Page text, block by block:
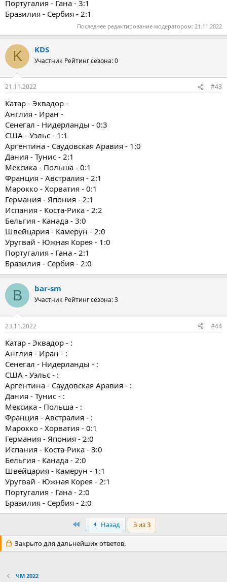
Португалия - Гана - 3:1
Бразилия - Сербия - 2:1
Последнее редактирование модератором: 21.11.2022
K KDS
Участник Рейтинг сезона: 0
21.11.2022 #43
Катар - Эквадор -
Англия - Иран -
Сенегал - Нидерланды - 0:3
США - Уэльс - 1:1
Аргентина - Саудовская Аравия - 1:0
Дания - Тунис - 2:1
Мексика - Польша - 0:1
Франция - Австралия - 2:1
Марокко - Хорватия - 0:1
Германия - Япония - 2:1
Испания - Коста-Рика - 2:2
Бельгия - Канада - 3:0
Швейцария - Камерун - 2:0
Уругвай - Южная Корея - 1:0
Португалия - Гана - 2:1
Бразилия - Сербия - 2:0
B bar-sm
Участник Рейтинг сезона: 3
23.11.2022 #44
Катар - Эквадор - :
Англия - Иран - :
Сенегал - Нидерланды - :
США - Уэльс - :
Аргентина - Саудовская Аравия - :
Дания - Тунис - :
Мексика - Польша - :
Франция - Австралия - :
Марокко - Хорватия - 0:1
Германия - Япония - 2:0
Испания - Коста-Рика - 3:0
Бельгия - Канада - 2:0
Швейцария - Камерун - 1:1
Уругвай - Южная Корея - 2:1
Португалия - Гана - 2:0
Бразилия - Сербия - 2:0
ПервыйНазад 3 из 3
Закрыто для дальнейших ответов.
ЧМ 2022